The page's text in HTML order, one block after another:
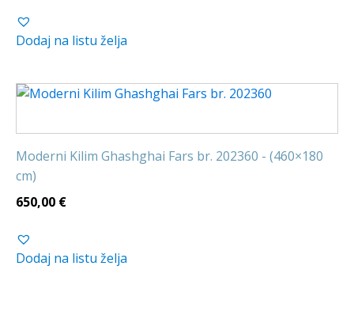
Dodaj na listu želja
Moderni Kilim Ghashghai Fars br. 202360 - (460×180
cm)
650,00 €
Dodaj na listu želja